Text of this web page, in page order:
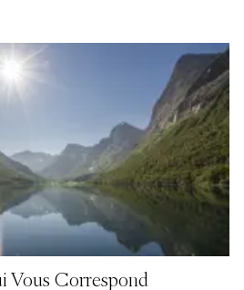
Vous Correspond